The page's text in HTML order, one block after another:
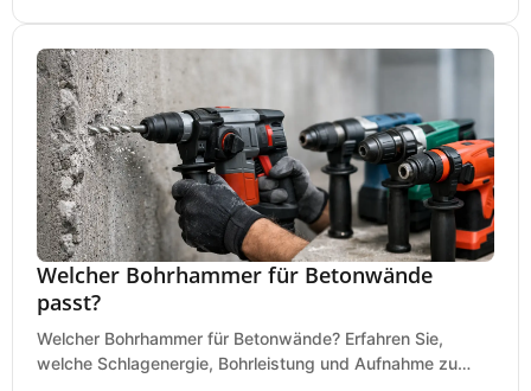
Welcher Bohrhammer für Betonwände
passt?
Welcher Bohrhammer für Betonwände? Erfahren Sie,
welche Schlagenergie, Bohrleistung und Aufnahme zu